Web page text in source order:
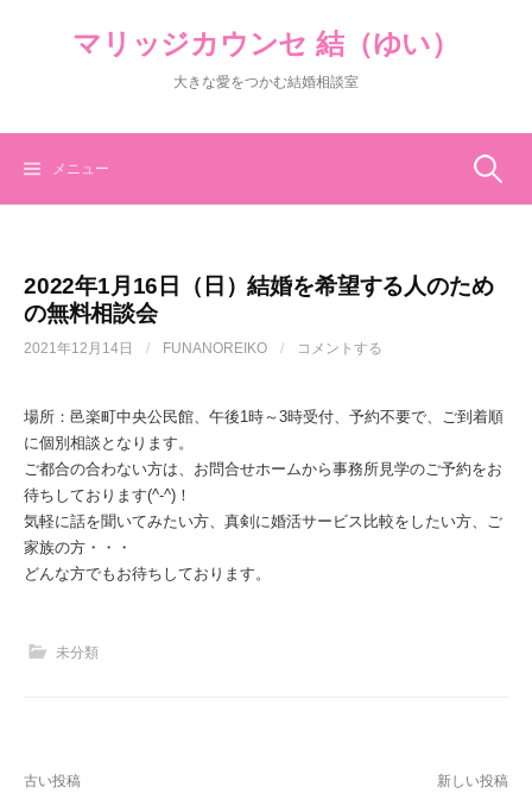
マリッジカウンセ 結（ゆい）
大きな愛をつかむ結婚相談室
メニュー 検
2022年1月16日（日）結婚を希望する人のため
の無料相談会
2021年12月14日 / FUNANOREIKO / コメントする
場所：邑楽町中央公民館、午後1時～3時受付、予約不要で、ご到着順
に個別相談となります。
ご都合の合わない方は、お問合せホームから事務所見学のご予約をお
待ちしております(^-^)！
気軽に話を聞いてみたい方、真剣に婚活サービス比較をしたい方、ご
家族の方・・・
どんな方でもお待ちしております。
未分類
投
古い投稿 新しい投稿